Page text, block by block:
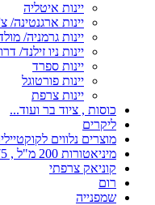
יינות איטליה
יינות ארגנטינה/
יינות גרמניה/
יינות ניו זילנד/
יינות ספרד
יינות פורטוגל
יינות צרפת
כוסות , ציוד בר ועוד...
ליקרים
מוצרים נלווים
מיניאטורות 200 מ"ל , 375 מ"ל , 500 מ"ל
קוניאק צרפתי
רום
שמפנייה